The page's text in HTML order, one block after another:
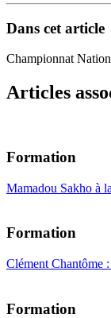
Dans cet article
Championnat
Articles
Formation
Mamadou Sakho à
Formation
Clément Chantôme
Formation